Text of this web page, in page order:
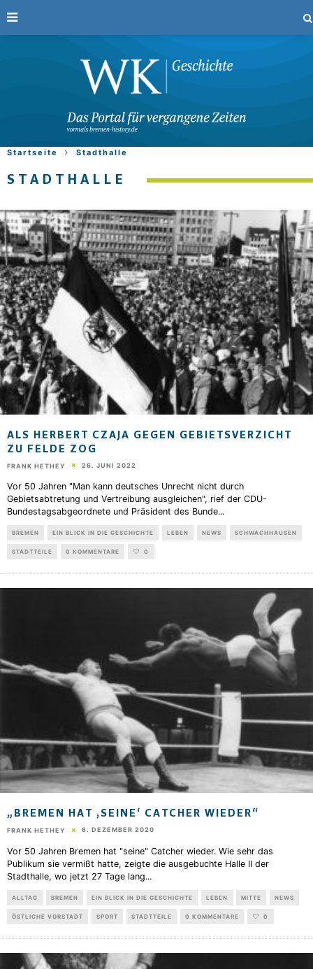
Startseite Stadthalle
STADTHALLE
ALS HERBERT CZAJA GEGEN GEBIETSVERZICHT
ZU FELDE ZOG
FRANK HETHEY 26. JUNI 2022
Vor 50 Jahren "Man kann deutsches Unrecht nicht durch
Gebietsabtretung und Vertreibung ausgleichen", rief der CDU-
Bundestagsabgeordnete und Präsident des Bunde...
BREMEN EIN BLICK IN DIE GESCHICHTE LEBEN NEWS SCHWACHHAUSEN
STADTTEILE 0 KOMMENTARE 0
„BREMEN HAT ‚SEINE‘ CATCHER WIEDER“
FRANK HETHEY 6. DEZEMBER 2020
Vor 50 Jahren Bremen hat "seine" Catcher wieder. Wie sehr das
Publikum sie vermißt hatte, zeigte die ausgebuchte Halle II der
Stadthalle, wo jetzt 27 Tage lang...
ALLTAG BREMEN EIN BLICK IN DIE GESCHICHTE LEBEN MITTE NEWS
ÖSTLICHE VORSTADT SPORT STADTTEILE 0 KOMMENTARE 0